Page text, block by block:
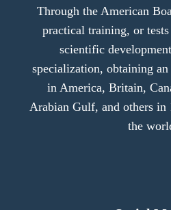
Through the American
practical training, or
scientific
specialization, obtaining
in America, Britain,
Arabian Gulf, and others in
the